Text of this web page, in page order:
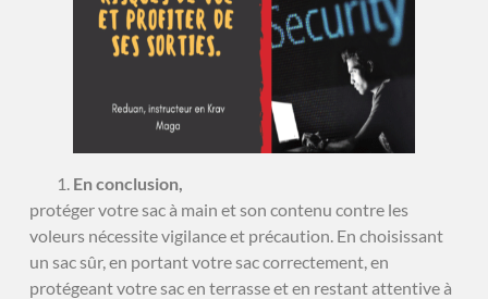
En conclusion,
protéger votre sac à main et son contenu contre les
voleurs nécessite vigilance et précaution. En choisissant
un sac sûr, en portant votre sac correctement, en
protégeant votre sac en terrasse et en restant attentive à